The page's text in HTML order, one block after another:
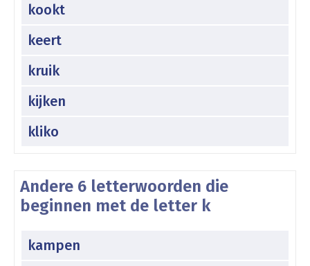
kookt
keert
kruik
kijken
kliko
Andere 6 letterwoorden die
beginnen met de letter k
kampen